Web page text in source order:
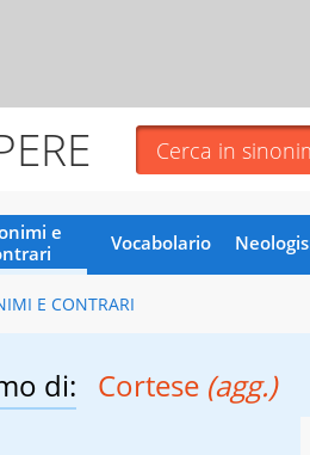
e
Vocabolario
E CONTRARI
di: Cortese (agg.)